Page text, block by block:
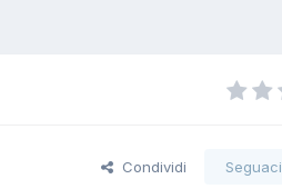
Condividi Seguaci